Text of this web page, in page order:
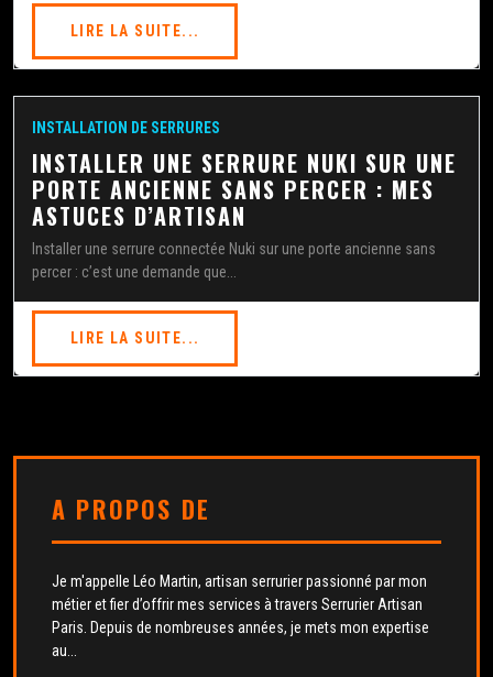
LIRE LA SUITE...
INSTALLATION DE SERRURES
INSTALLER UNE SERRURE NUKI SUR UNE
PORTE ANCIENNE SANS PERCER : MES
ASTUCES D’ARTISAN
Installer une serrure connectée Nuki sur une porte ancienne sans
percer : c’est une demande que...
LIRE LA SUITE...
A PROPOS DE
Je m'appelle Léo Martin, artisan serrurier passionné par mon
métier et fier d’offrir mes services à travers Serrurier Artisan
Paris. Depuis de nombreuses années, je mets mon expertise
au...